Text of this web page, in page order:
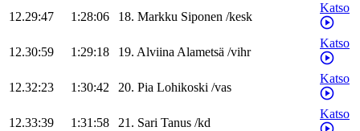
12.29:47 1:28:06 18. Markku Siponen /kesk
Katso
12.30:59 1:29:18 19. AlviinaAlametsä /vihr
Katso
12.32:23 1:30:42 20. Pia Lohikoski /vas
Katso
12.33:39 1:31:58 21. Sari Tanus /kd
Katso